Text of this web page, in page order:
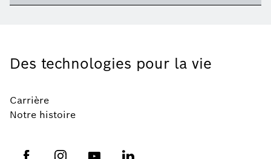
Des technologies pour la vie
Carrière
Notre histoire